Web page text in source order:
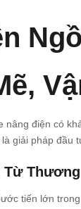
nâng điện có
giải pháp đầu
tiến lớn